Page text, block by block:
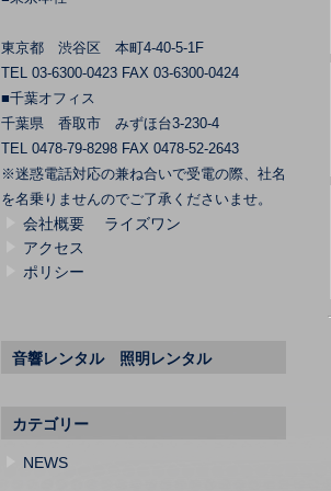
東京都 渋谷区 本町4-40-5-1F
TEL 03-6300-0423 FAX 03-6300-0424
■千葉オフィス
千葉県 香取市 みずほ台3-230-4
TEL 0478-79-8298 FAX 0478-52-2643
※迷惑電話対応の兼ね合いで受電の際、社名
を名乗りませんのでご了承くださいませ。
会社概要 ライズワン
アクセス
ポリシー
音響レンタル 照明レンタル
カテゴリー
NEWS